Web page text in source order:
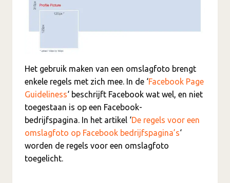
Het gebruik maken van een omslagfoto brengt
enkele regels met zich mee. In de ‘Facebook Page
Guideliness‘ beschrijft Facebook wat wel, en niet
toegestaan is op een Facebook-
bedrijfspagina. In het artikel ‘De regels voor een
omslagfoto op Facebook bedrijfspagina’s‘
worden de regels voor een omslagfoto
toegelicht.